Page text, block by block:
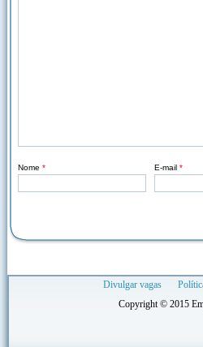
Nome * E-mail *
Divulgar vagas
Copyright © 2015